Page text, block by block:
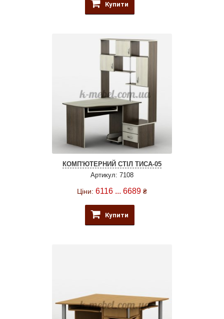
Купити
КОМП'ЮТЕРНИЙ СТІЛ ТИСА-05
Артикул: 7108
Ціни: 6116 ... 6689 ₴
Купити